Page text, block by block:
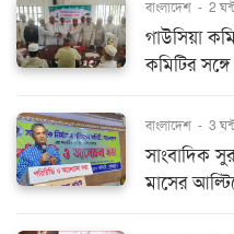
বাংলাদেশ - 2
গাউসিয়া
কমিটির
বাংলাদেশ - 3
সাংবাদিক
মাসের